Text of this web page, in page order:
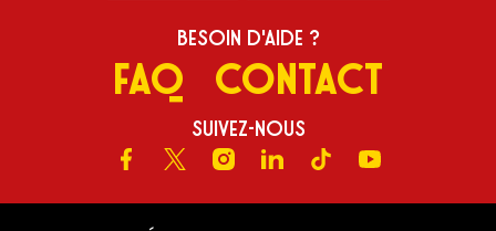
Besoin d'aide ?
FAQ Contact
Suivez-nous
Facebook
X InstagramLinkedInTikTokYoutube